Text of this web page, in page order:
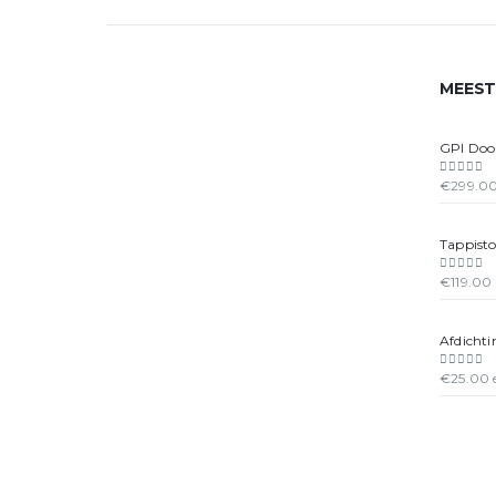
GPI
0out of
€299.00
0out of
€119.00
0out of
€25.00